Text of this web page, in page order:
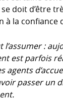
doit d’être
à la confiance
l’assumer :
est parfois
agents
passer un